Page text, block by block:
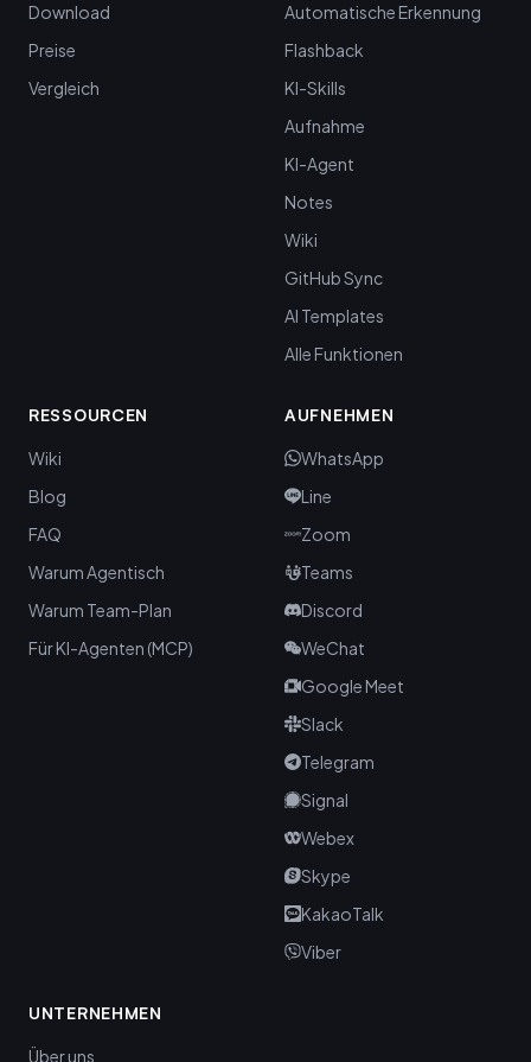
Download
Preise
Vergleich
Automatische Erkennung
Flashback
KI-Skills
Aufnahme
KI-Agent
Notes
Wiki
GitHub Sync
AI Templates
Alle Funktionen
RESSOURCEN
Wiki
Blog
FAQ
Warum Agentisch
Warum Team-Plan
Für KI-Agenten (MCP)
AUFNEHMEN
WhatsApp
Line
Zoom
Teams
Discord
WeChat
Google Meet
Slack
Telegram
Signal
Webex
Skype
KakaoTalk
Viber
UNTERNEHMEN
Über uns